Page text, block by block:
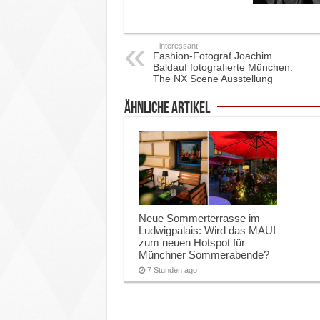
.. interessant
Fashion-Fotograf Joachim
Baldauf fotografierte München:
The NX Scene Ausstellung
ähnliche Artikel
Neue Sommerterrasse im
Ludwigpalais: Wird das MAUI
zum neuen Hotspot für
Münchner Sommerabende?
7 Stunden ago